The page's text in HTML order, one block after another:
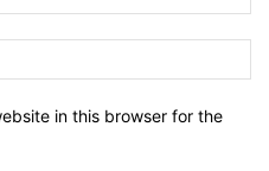
in this browser for the